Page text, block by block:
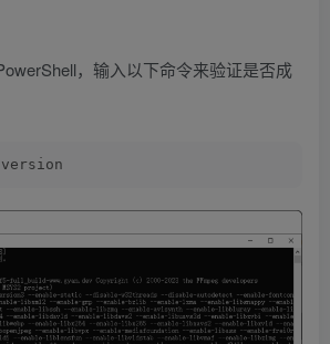
，输入以下命令来验证是否成